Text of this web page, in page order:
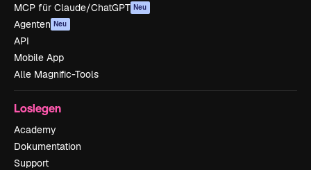
MCP für Claude/ChatGPT Neu
Agenten Neu
API
Mobile App
Alle Magnific-Tools
Loslegen
Academy
Dokumentation
Support